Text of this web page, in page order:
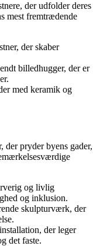
der udfolder deres
mest fremtrædende
der skaber
billedhugger, der er
med keramik og
der pryder byens gader,
og livlig
og inklusion.
skulpturværk, der
der leger
det faste.